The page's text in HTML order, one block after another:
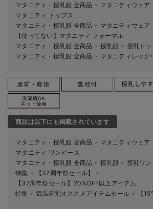
マタニティ・授乳服 全商品 ＞ マタニティウェア
マタニティ トップス
マタニティ・授乳服 全商品 ＞ マタニティウェア
【使ってない】マタニティ フォーマル
マタニティ・授乳服 全商品 ＞ 授乳服 ＞ 授乳トッ
マタニティ・授乳服 全商品 ＞ マタニティレッグ
商品は以下にも掲載されています
マタニティ・授乳服 全商品 ＞ マタニティウェア
マタニティ ワンピース
マタニティ・授乳服 全商品 ＞ 授乳服 ＞ 授乳ワン
特集
＞ 【37周年祭セール】 ＞
【37周年祭セール】20%OFF以上アイテム
特集
＞ 気温差別オススメアイテムセール ＞ 【